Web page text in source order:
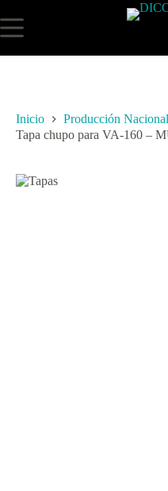
Inicio
Producción Nacional
Tapa chupo para VA-160 –